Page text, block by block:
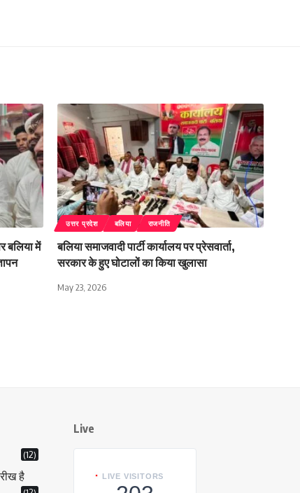
बलिया में
उत्तर प्रदेश बलिया राजनीति
बलिया समाजवादी पार्टी कार्यालय पर प्रेसवार्ता,
सरकार के हुए घोटालों का किया खुलासा
May 23, 2026
(12)
है
Live
LIVE VISITORS